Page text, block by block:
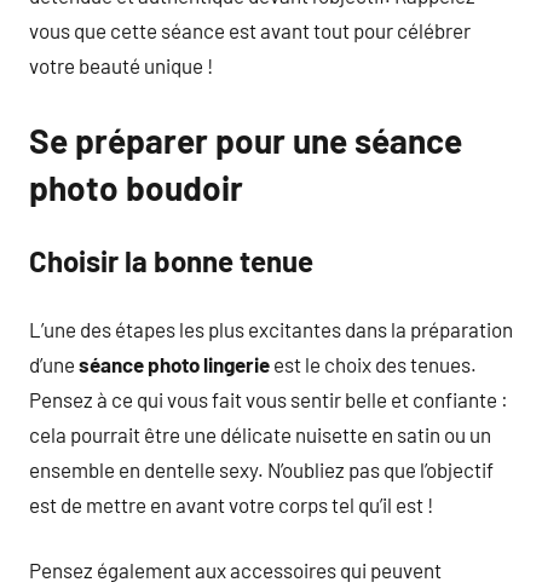
vous que cette séance est avant tout pour célébrer
votre beauté unique !
Se préparer pour une séance
photo boudoir
Choisir la bonne tenue
L’une des étapes les plus excitantes dans la préparation
d’une séance photo lingerie est le choix des tenues.
Pensez à ce qui vous fait vous sentir belle et confiante :
cela pourrait être une délicate nuisette en satin ou un
ensemble en dentelle sexy. N’oubliez pas que l’objectif
est de mettre en avant votre corps tel qu’il est !
Pensez également aux accessoires qui peuvent